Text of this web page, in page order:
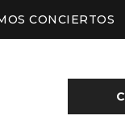
CONCIERTOS